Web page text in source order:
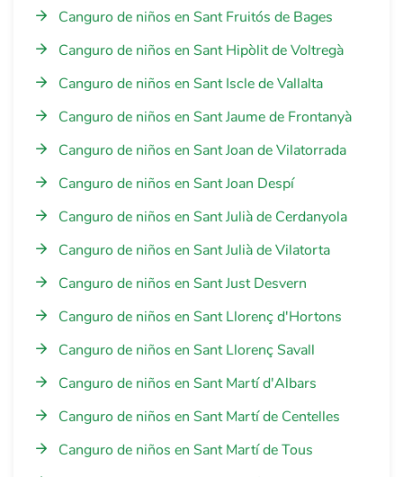
Canguro de niños en Sant Fruitós de Bages
Canguro de niños en Sant Hipòlit de Voltregà
Canguro de niños en Sant Iscle de Vallalta
Canguro de niños en Sant Jaume de Frontanyà
Canguro de niños en Sant Joan de Vilatorrada
Canguro de niños en Sant Joan Despí
Canguro de niños en Sant Julià de Cerdanyola
Canguro de niños en Sant Julià de Vilatorta
Canguro de niños en Sant Just Desvern
Canguro de niños en Sant Llorenç d'Hortons
Canguro de niños en Sant Llorenç Savall
Canguro de niños en Sant Martí d'Albars
Canguro de niños en Sant Martí de Centelles
Canguro de niños en Sant Martí de Tous